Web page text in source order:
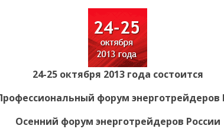
24-25 октября 2013 года состоится
форум энерготрейдеров
Осенний форум энерготрейдеров России